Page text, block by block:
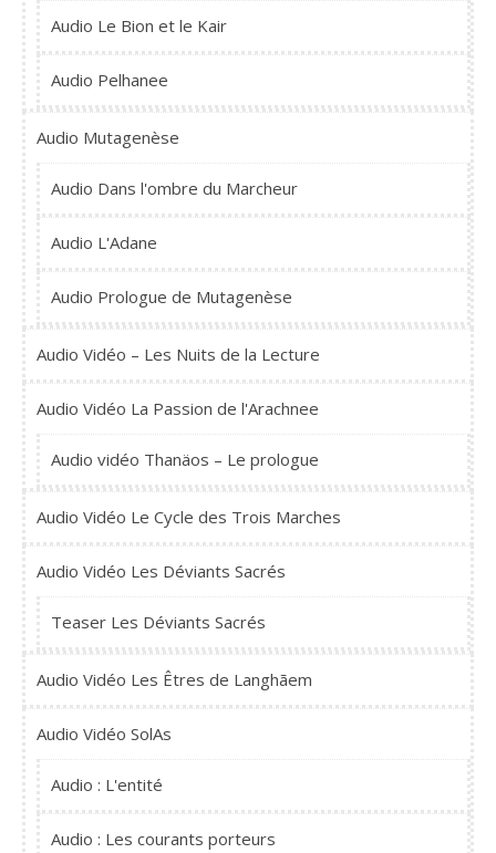
Audio Le Bion et le Kair
Audio Pelhanee
Audio Mutagenèse
Audio Dans l'ombre du Marcheur
Audio L'Adane
Audio Prologue de Mutagenèse
Audio Vidéo – Les Nuits de la Lecture
Audio Vidéo La Passion de l'Arachnee
Audio vidéo Thanäos – Le prologue
Audio Vidéo Le Cycle des Trois Marches
Audio Vidéo Les Déviants Sacrés
Teaser Les Déviants Sacrés
Audio Vidéo Les Êtres de Langhãem
Audio Vidéo SolAs
Audio : L'entité
Audio : Les courants porteurs